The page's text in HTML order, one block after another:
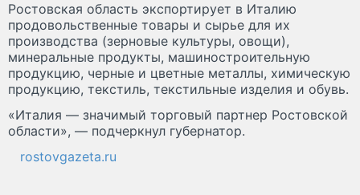
Ростовская область экспортирует в Италию
продовольственные товары и сырье для их
производства (зерновые культуры, овощи),
минеральные продукты, машиностроительную
продукцию, черные и цветные металлы, химическую
продукцию, текстиль, текстильные изделия и обувь.
«Италия — значимый торговый партнер Ростовской
области», — подчеркнул губернатор.
rostovgazeta.ru